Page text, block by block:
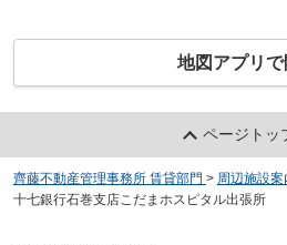
地図アプリで
ページトッ
齊藤不動産管理事務所 賃貸部門 > 周辺施設案
十七銀行石巻支店こだまホスピタル出張所